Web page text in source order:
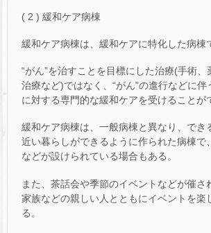
( 2 ) 緩和ケア病棟
緩和ケア病棟は、緩和ケアに特化した病棟
“がん”を治すことを目標にした治療(手術、
治療など)ではなく、“がん”の進行などに伴
に対する専門的な緩和ケアを受けることが
緩和ケア病棟は、一般病棟と異なり、でき
近い暮らしができるように作られた病棟で
などが設けられている場合もある。
また、茶話会や季節のイベントなどが催さ
家族などの親しい人とともにイベントを楽
る。